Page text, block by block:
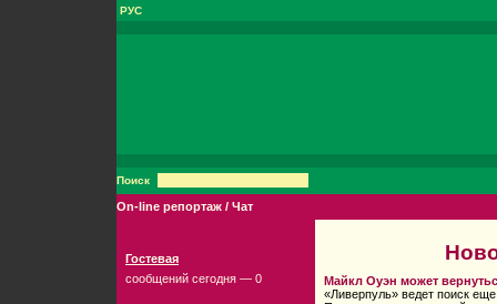
РУС
Поиск
On-line репортаж / Чат
Гостевая
сообщений сегодня — 0
Майкл Оуэн может
«Ливерпуль» ведет поиск